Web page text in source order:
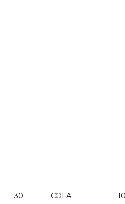
30 COLA 10